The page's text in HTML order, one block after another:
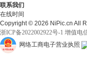
联系我们
在线时间
Copyright © 2026 NiPic.cn All
浙ICP备2022002922号-1 增值电
网络工商电子营业执照